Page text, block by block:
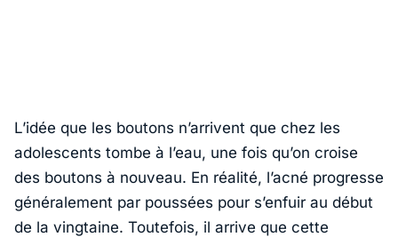
L’idée que les boutons n’arrivent que chez les
adolescents tombe à l’eau, une fois qu’on croise
des boutons à nouveau. En réalité, l’acné progresse
généralement par poussées pour s’enfuir au début
de la vingtaine. Toutefois, il arrive que cette